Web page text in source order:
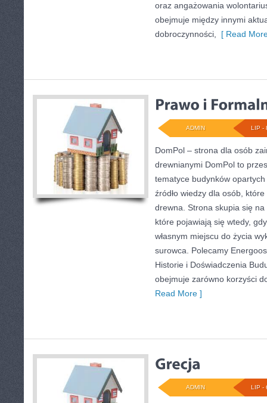
oraz angażowania
obejmuje między innymi
dobroczynności,
[ Read
LIP -
ADMIN
DomPol – strona dla osób
drewnianymi DomPol to
tematyce budynków
źródło wiedzy dla osób,
drewna. Strona skupia się
które pojawiają się wtedy,
własnym miejscu do życia
surowca. Polecamy
Historie i Doświadczenia
obejmuje zarówno korzyści
Read More ]
LIP -
ADMIN